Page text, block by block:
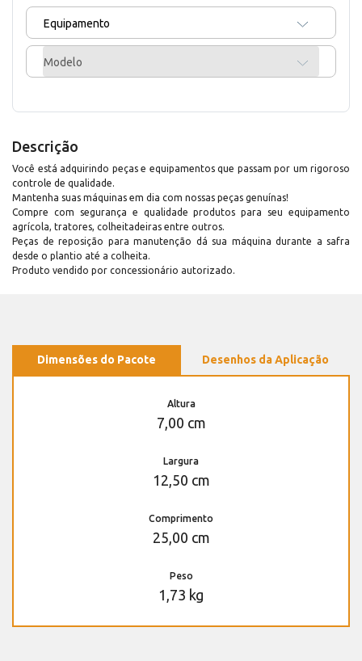
Equipamento
Modelo
Descrição
Você está adquirindo peças e equipamentos que passam por um rigoroso
controle de qualidade.
Mantenha suas máquinas em dia com nossas peças genuínas!
Compre com segurança e qualidade produtos para seu equipamento
agrícola, tratores, colheitadeiras entre outros.
Peças de reposição para manutenção dá sua máquina durante a safra
desde o plantio até a colheita.
Produto vendido por concessionário autorizado.
Dimensões do Pacote Desenhos da Aplicação
Altura
7,00 cm
Largura
12,50 cm
Comprimento
25,00 cm
Peso
1,73 kg